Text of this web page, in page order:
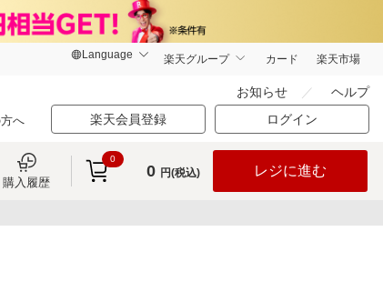
楽天グループ カード 楽天市場
お知らせ ヘルプ
へ 楽天会員登録 ログイン
購入履歴
0
0 円(税込) レジに進む